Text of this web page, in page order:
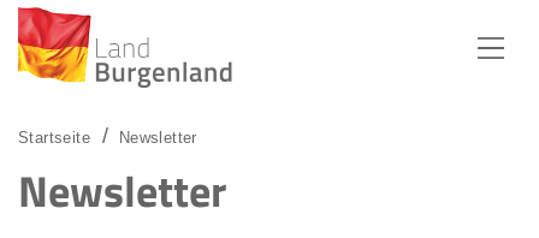
Startseite Newsletter
Newsletter